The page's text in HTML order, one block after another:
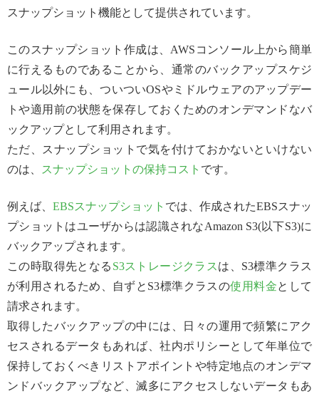
スナップショット機能として提供されています。
このスナップショット作成は、AWSコンソール上から簡単
に行えるものであることから、通常のバックアップスケジ
ュール以外にも、ついついOSやミドルウェアのアップデー
トや適用前の状態を保存しておくためのオンデマンドなバ
ックアップとして利用されます。
ただ、スナップショットで気を付けておかないといけない
のは、
スナップショットの保持コスト です。
例えば、 EBSスナップショット では、作成されたEBSスナッ
プショットはユーザからは認識されなAmazon S3(以下S3)に
バックアップされます。
この時取得先となる S3ストレージクラス は、S3標準クラス
が利用されるため、自ずとS3標準クラスの使用料金として
請求されます。
取得したバックアップの中には、日々の運用で頻繁にアク
セスされるデータもあれば、社内ポリシーとして年単位で
保持しておくべきリストアポイントや特定地点のオンデマ
ンドバックアップなど、滅多にアクセスしないデータもあ